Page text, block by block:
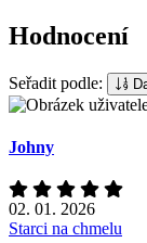
Hodnocení
Seřadit podle:
Johny
02. 01. 2026
Starci na chmelu